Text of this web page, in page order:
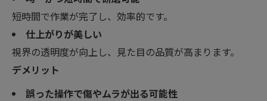
短時間で作業が完了し、効率的です。
仕上がりが美しい
視界の透明度が向上し、見た目の品質が高まります。
デメリット
誤った操作で傷やムラが出る可能性